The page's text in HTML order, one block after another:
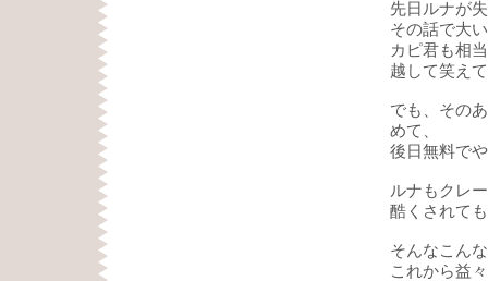
先日ルナが
その話で大
カピ君も相
越して笑え
でも、その
めて、
後日無料で
ルナもクレ
酷くされて
そんなこん
これから益